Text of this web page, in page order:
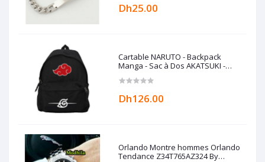
Dh25.00
Cartable NARUTO - Backpack
Manga - Sac à Dos AKATSUKI -
Dh126.00
Orlando Montre hommes Orlando
Tendance Z34T765AZ324 By